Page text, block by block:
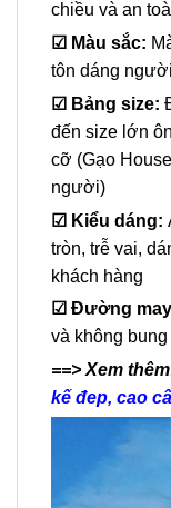
chiều và an
☑ Màu sắc:
tôn dáng
☑ Bảng size:
đến size lớn
cỡ (Gạo
người)
☑ Kiểu dáng:
tròn, trễ vai,
khách hàng
☑ Đường
và không
==> Xem
kế đep, cao